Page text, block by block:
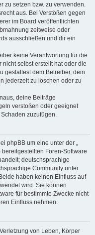
zu setzen bzw. zu verwenden.
aus. Bei Verstößen gegen
im Board veröffentlichten
zeitweise oder
ausschließen und dir ein
keine Verantwortung für die
selbst erstellt hat oder die
gestattest dem Betreiber, dein
jederzeit zu löschen oder zu
deine Beiträge
verstoßen oder geeignet
zuzufügen.
phpBB um eine unter der „
bereitgestellten Foren-Software
deutschsprachige
Community unter
haben keinen Einfluss auf
wird. Sie können
für bestimmte Zwecke nicht
Einfluss nehmen.
von Leben, Körper